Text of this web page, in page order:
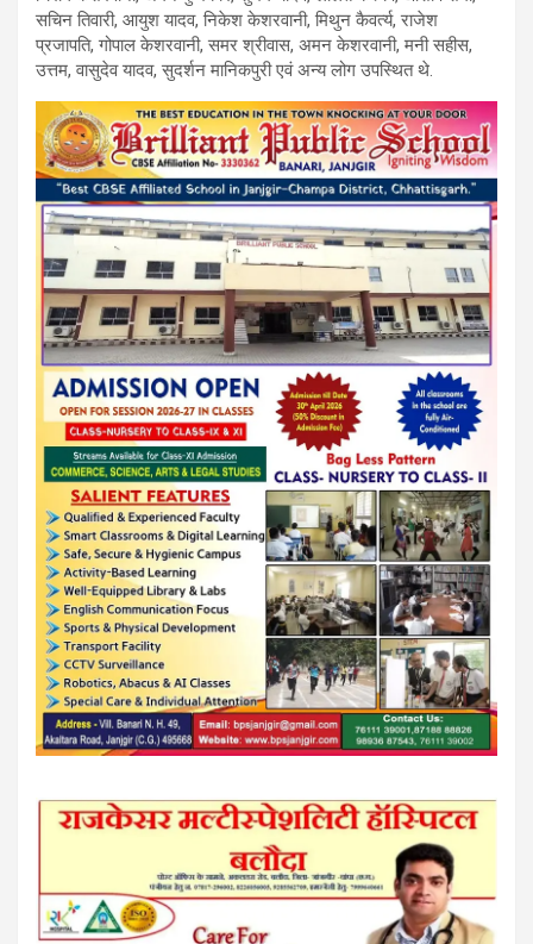
k
p
सचिन तिवारी, आयुश यादव, निकेश केशरवानी, मिथुन कैवर्त्य, राजेश
प्रजापति, गोपाल केशरवानी, समर श्रीवास, अमन केशरवानी, मनी सहीस,
उत्तम, वासुदेव यादव, सुदर्शन मानिकपुरी एवं अन्य लोग उपस्थित थे.